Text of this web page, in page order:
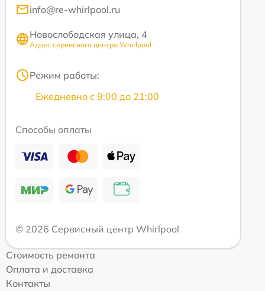
info@re-whirlpool.ru
Новослободская улица, 4
Адрес сервисного центра Whirlpool
Режим работы:
Ежедневно с 9:00 до 21:00
Способы оплаты
© 2026 Сервисный центр Whirlpool
Стоимость ремонта
Оплата и доставка
Контакты